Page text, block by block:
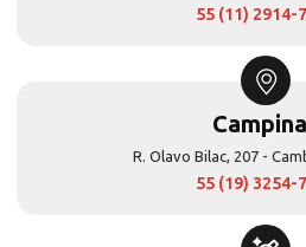
55 (11) 2914-
R. Olavo Bilac, 207 -
55 (19) 3254-